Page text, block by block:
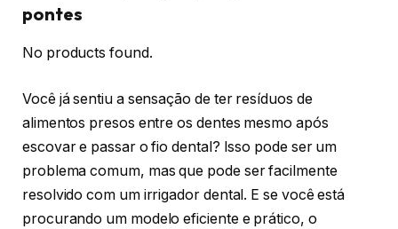
pontes
No products found.
Você já sentiu a sensação de ter resíduos de
alimentos presos entre os dentes mesmo após
escovar e passar o fio dental? Isso pode ser um
problema comum, mas que pode ser facilmente
resolvido com um irrigador dental. E se você está
procurando um modelo eficiente e prático, o